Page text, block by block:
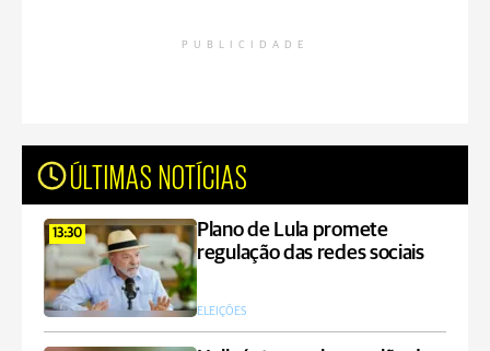
PUBLICIDADE
ÚLTIMAS NOTÍCIAS
13:30
Plano de Lula promete
regulação das redes sociais
ELEIÇÕES